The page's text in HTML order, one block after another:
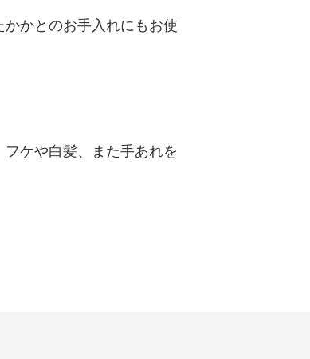
かとのお手入れにもお使
ケや白髪、また手あれを